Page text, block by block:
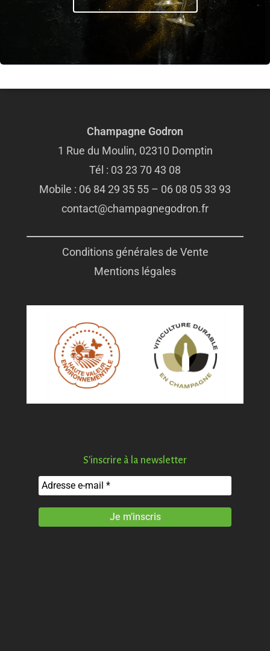
Champagne Godron
1 Rue du Moulin, 02310 Domptin
Tél : 03 23 70 43 08
Mobile : 06 84 29 35 55 – 06 08 05 33 93
contact@champagnegodron.fr
Conditions générales de Vente
Mentions légales
S'inscrire à la newsletter